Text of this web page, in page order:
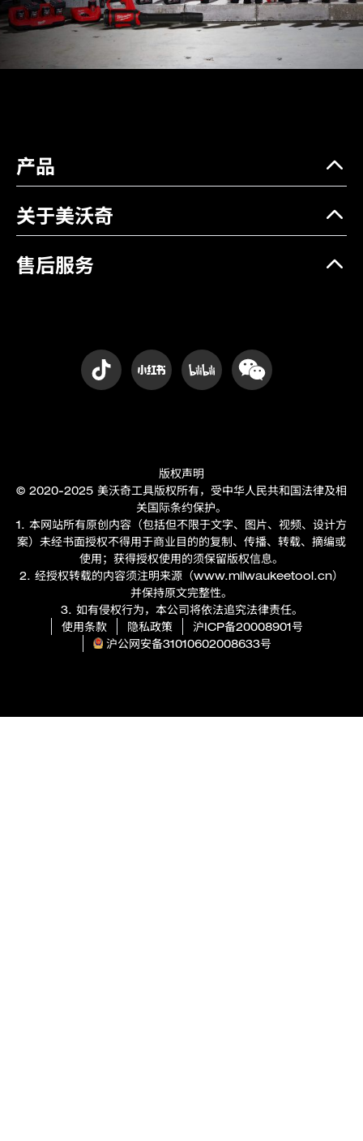
产品
关于美沃奇
售后服务
版权声明
© 2020-2025 美沃奇工具版权所有，受中华人民共和国法律及相
关国际条约保护。
1. 本网站所有原创内容（包括但不限于文字、图片、视频、设计方
案）未经书面授权不得用于商业目的的复制、传播、转载、摘编或
使用；获得授权使用的须保留版权信息。
2. 经授权转载的内容须注明来源（www.milwaukeetool.cn）
并保持原文完整性。
3. 如有侵权行为，本公司将依法追究法律责任。
使用条款
隐私政策
沪ICP备20008901号
沪公网安备31010602008633号